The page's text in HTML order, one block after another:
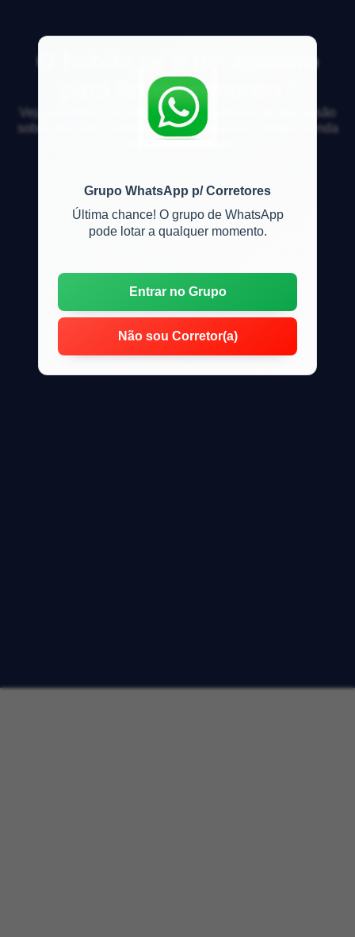
Grupo WhatsApp p/ Corretores
Última chance! O grupo de WhatsApp
pode lotar a qualquer momento.
Entrar no Grupo
Não sou Corretor(a)
O habite se é necessário
para financiamento?
Veja respostas de especialistas e participe da discussão
sobre mercado imobiliário, financiamento, compra, venda
e locação de imóveis